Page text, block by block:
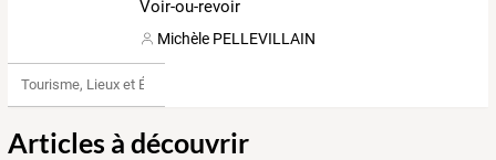
Voir-ou-revoir
Michèle PELLEVILLAIN
Tourisme, Lieux et Événements
Articles à découvrir